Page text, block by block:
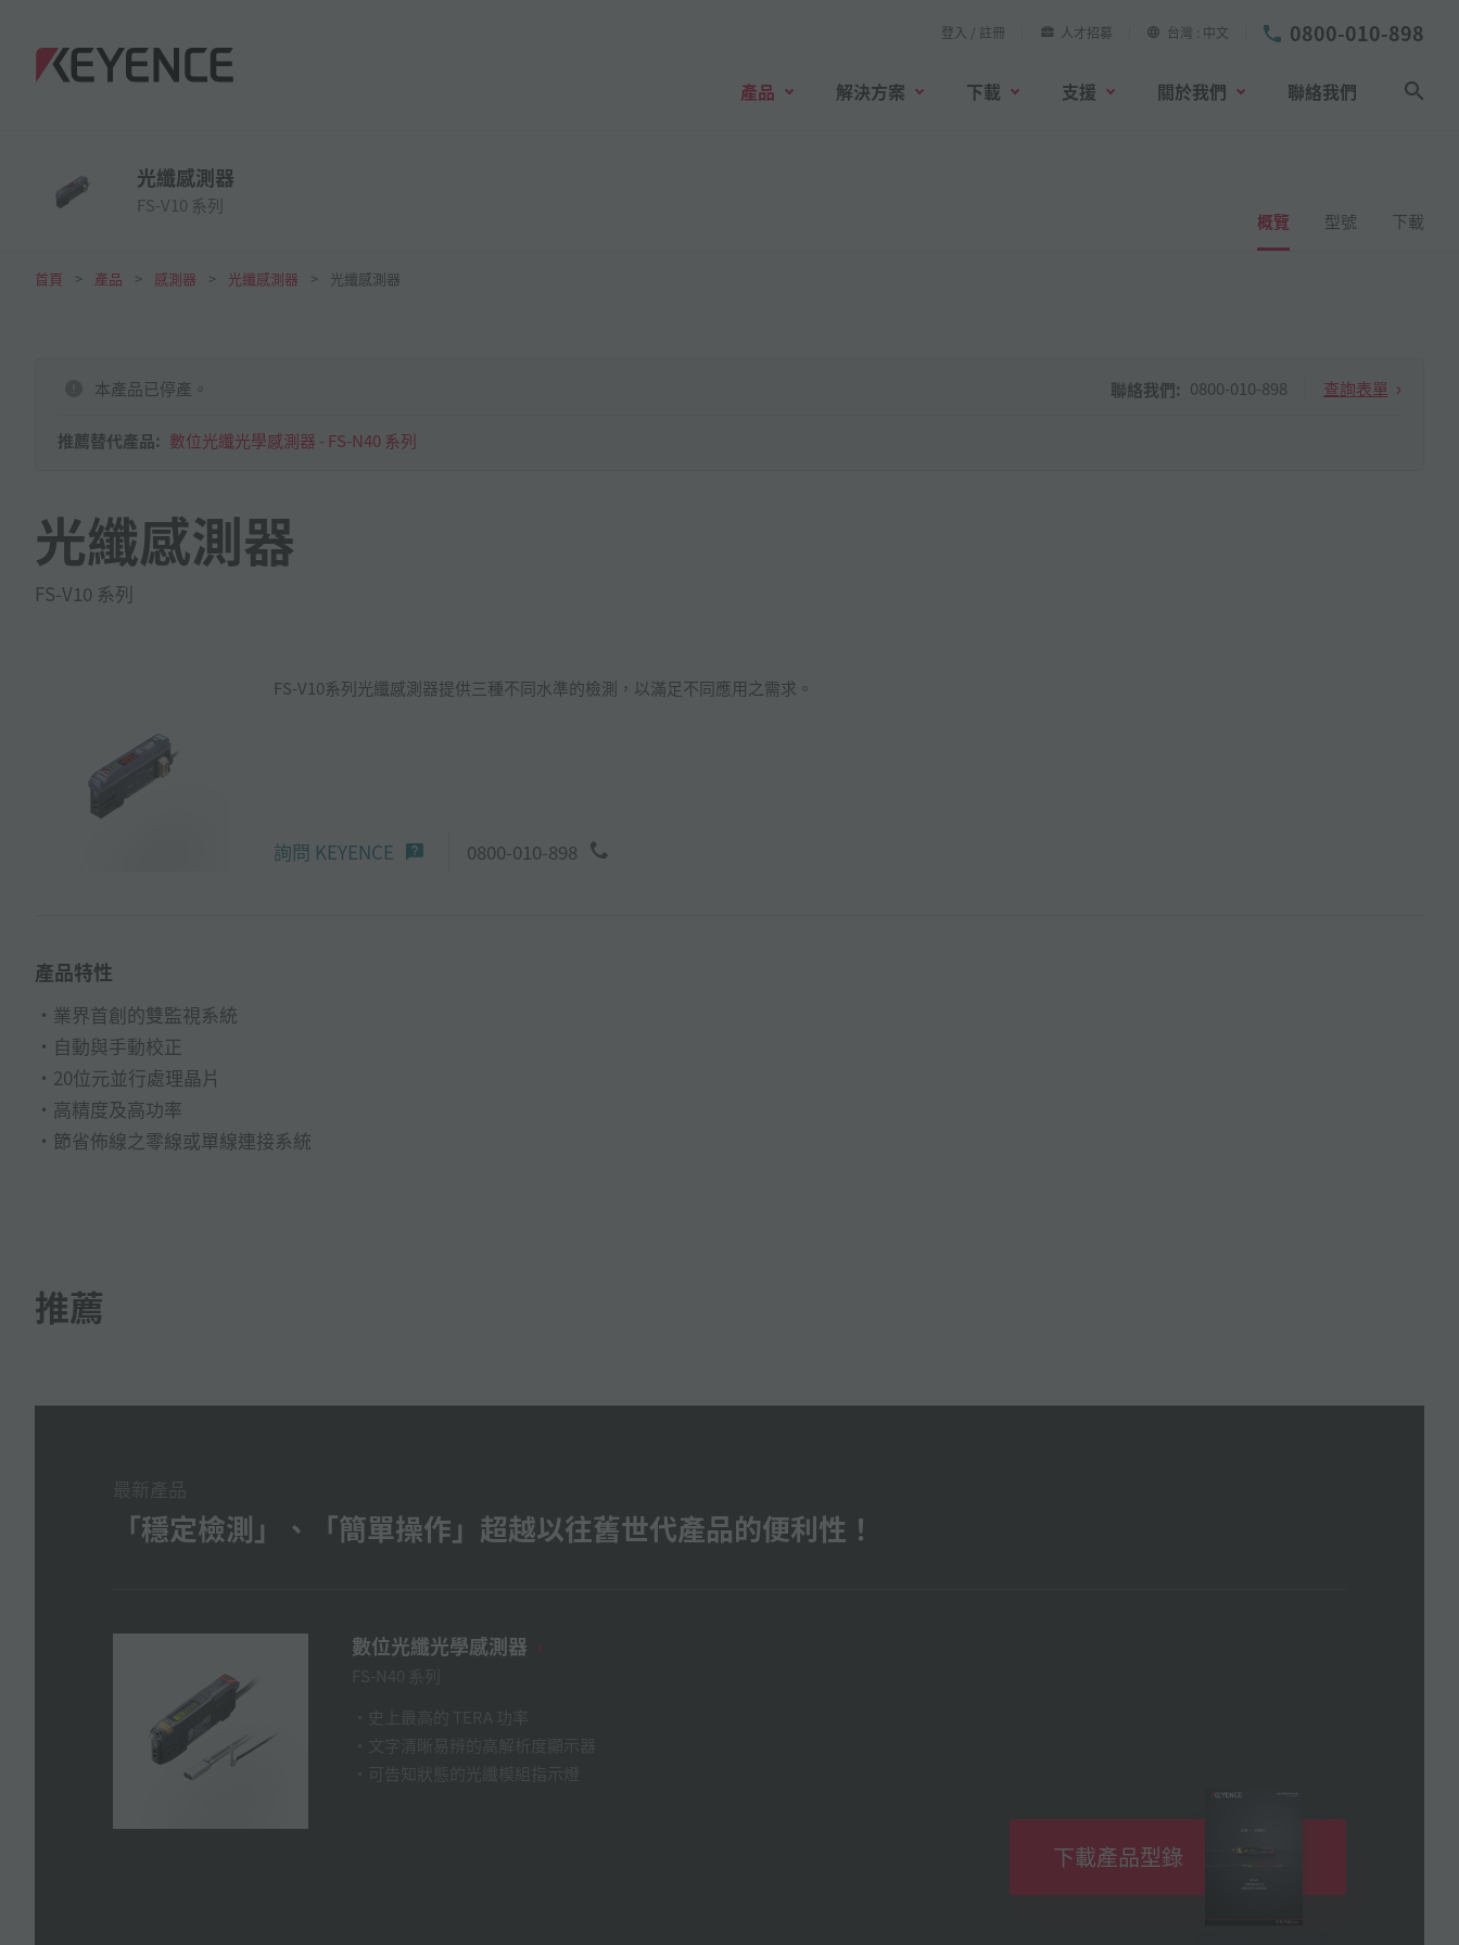
登入 / 註冊 人才招募 台灣 中文 0800-010-898
產品 解決方案 下載 支援 關於我們 聯絡我們
光纖感測器
FS-V10 系列
概覽 型號 下載
首頁 產品 感測器 光纖感測器 光纖感測器
本產品已停產。
推薦替代產品: 數位光纖光學感測器 - FS-N40 系列
聯絡我們: 0800-010-898 查詢表單
光纖感測器
FS-V10 系列
FS-V10系列光纖感測器提供三種不同水準的檢測，以滿足不同應用之需求。
詢問 KEYENCE 0800-010-898
產品特性
業界首創的雙監視系統
自動與手動校正
20位元並行處理晶片
高精度及高功率
節省佈線之零線或單線連接系統
推薦
「穩定檢測」、「簡單操作」超越以往舊世代產品的便利性！
數位光纖光學感測器
下載產品型錄